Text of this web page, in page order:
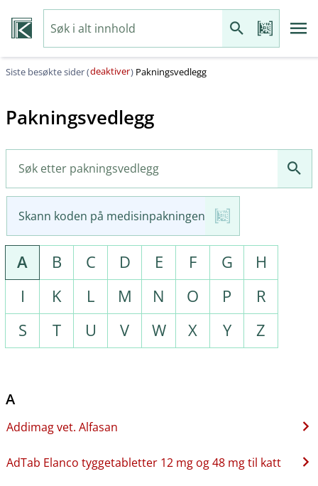
Siste besøkte sider (deaktiver) Pakningsvedlegg
Pakningsvedlegg
Skann koden på medisinpakningen
A B C D E F G
H
I
K L M N O P
R
S
T U V W X Y Z
A
Addimag vet. Alfasan
AdTab Elanco tyggetabletter 12 mg og 48 mg til katt